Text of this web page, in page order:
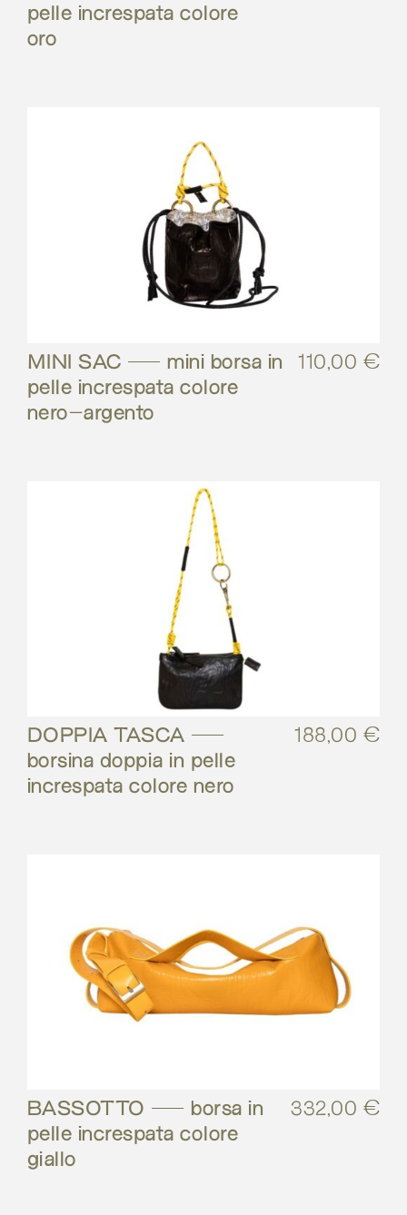
pelle increspata colore
oro
MINI SAC – mini borsa in
pelle increspata colore
nero-argento
110,00 €
DOPPIA TASCA –
borsina doppia in pelle
increspata colore nero
188,00 €
BASSOTTO – borsa in
pelle increspata colore
giallo
332,00 €